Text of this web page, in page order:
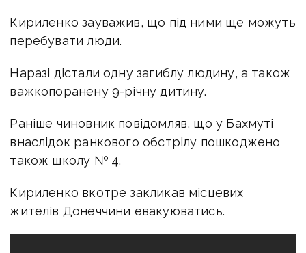
Кириленко зауважив, що під ними ще можуть
перебувати люди.
Наразі дістали одну загиблу людину, а також
важкопоранену 9-річну дитину.
Раніше чиновник повідомляв, що у Бахмуті
внаслідок ранкового обстрілу пошкоджено
також школу № 4.
Кириленко вкотре закликав місцевих
жителів Донеччини евакуюватись.